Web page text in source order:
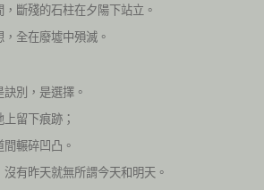
斷殘的石柱在夕陽下站立。
全在廢墟中殞滅。
別，是選擇。
留下痕跡；
輾碎凹凸。
有昨天就無所謂今天和明天。